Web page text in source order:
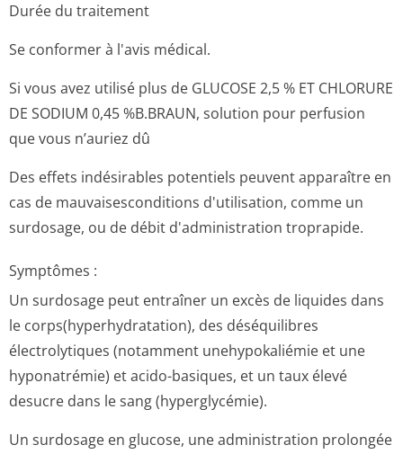
Durée du traitement
Se conformer à l'avis médical.
Si vous avez utilisé plus de GLUCOSE 2,5 % ET CHLORURE
DE SODIUM 0,45 %B.BRAUN, solution pour perfusion
que vous n’auriez dû
Des effets indésirables potentiels peuvent apparaître en
cas de mauvaisesconditions d'utilisation, comme un
surdosage, ou de débit d'administration troprapide.
Symptômes :
Un surdosage peut entraîner un excès de liquides dans
le corps(hyperhy­dratation), des déséquilibres
électrolytiques (notamment unehypokaliémie et une
hyponatrémie) et acido-basiques, et un taux élevé
desucre dans le sang (hyperglycémie).
Un surdosage en glucose, une administration prolongée